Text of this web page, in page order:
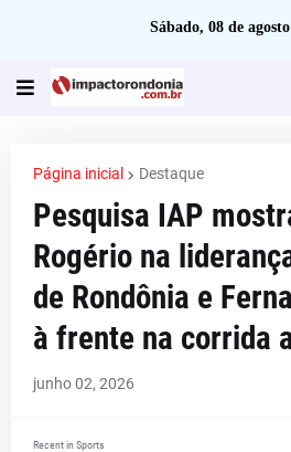
Sábado, 08 de
Página inicial Destaque
Pesquisa IAP
Rogério na
de Rondônia e
à frente na corrida
junho 02, 2026
Recent in Sports